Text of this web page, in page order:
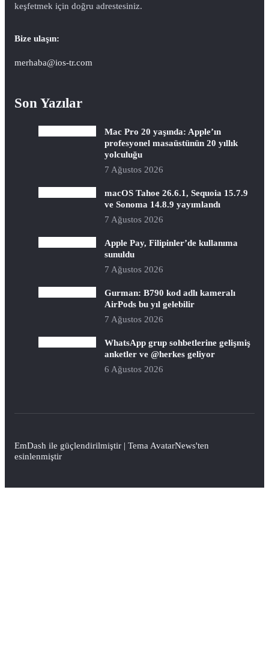
keşfetmek için doğru adrestesiniz.
Bize ulaşın:
merhaba@ios-tr.com
Son Yazılar
Mac Pro 20 yaşında: Apple’ın
profesyonel masaüstünün 20 yıllık
yolculuğu
7 Ağustos 2026
macOS Tahoe 26.6.1, Sequoia 15.7.9
ve Sonoma 14.8.9 yayımlandı
7 Ağustos 2026
Apple Pay, Filipinler’de kullanıma
sunuldu
7 Ağustos 2026
Gurman: B790 kod adlı kameralı
AirPods bu yıl gelebilir
7 Ağustos 2026
WhatsApp grup sohbetlerine gelişmiş
anketler ve @herkes geliyor
6 Ağustos 2026
EmDash ile güçlendirilmiştir | Tema AvatarNews'ten
esinlenmiştir